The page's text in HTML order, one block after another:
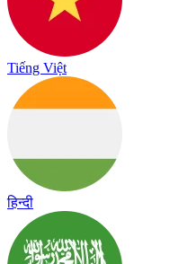
Tiếng Việt
हिन्दी